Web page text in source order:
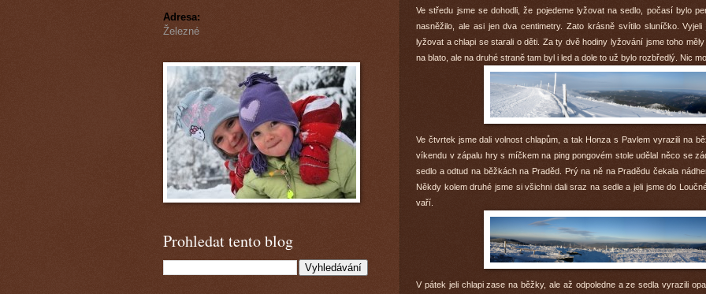
Ve středu jsme se dohodli, že pojedeme lyžovat na sedlo, počasí bylo
nasněžilo, ale asi jen dva centimetry. Zato krásně svítilo sluníčko.
lyžovat a chlapi se starali o děti. Za ty dvě hodiny lyžování jsme toho
na blato, ale na druhé straně tam byl i led a dole to už bylo rozbředlý. Nic
Ve čtvrtek jsme dali volnost chlapům, a tak Honza s Pavlem vyrazili na
víkendu v zápalu hry s míčkem na ping pongovém stole udělal něco se
sedlo a odtud na běžkách na Praděd. Prý na ně na Pradědu čekala
Někdy kolem druhé jsme si všichni dali sraz na sedle a jeli jsme do
vaří.
V pátek jeli chlapi zase na běžky, ale až odpoledne a ze sedla vyrazili
Adresa:
Železné
Prohledat tento blog